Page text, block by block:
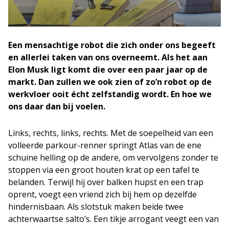
Een mensachtige robot die zich onder ons begeeft
en allerlei taken van ons overneemt. Als het aan
Elon Musk ligt komt die over een paar jaar op de
markt. Dan zullen we ook zien of zo’n robot op de
werkvloer ooit écht zelfstandig wordt. En hoe we
ons daar dan bij voelen.
Links, rechts, links, rechts. Met de soepelheid van een
volleerde parkour-renner springt Atlas van de ene
schuine helling op de andere, om vervolgens zonder te
stoppen via een groot houten krat op een tafel te
belanden. Terwijl hij over balken hupst en een trap
oprent, voegt een vriend zich bij hem op dezelfde
hindernisbaan. Als slotstuk maken beide twee
achterwaartse salto’s. Een tikje arrogant veegt een van